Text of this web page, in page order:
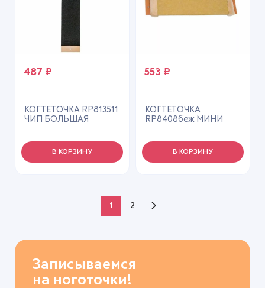
487 ₽
КОГТЕТОЧКА RP813511
ЧИП БОЛЬШАЯ
В КОРЗИНУ
553 ₽
КОГТЕТОЧКА
RP8408беж МИНИ
В КОРЗИНУ
1 2
Записываемся
на ноготочки!